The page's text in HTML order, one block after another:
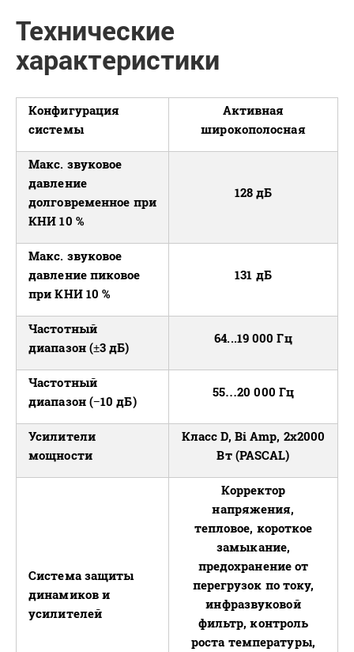
Технические
характеристики
Конфигурация
системы
Активная
широкополосная
Макс. звуковое
давление
долговременное при
КНИ 10 %
128 дБ
Макс. звуковое
давление пиковое
при КНИ 10 %
131 дБ
Частотный
диапазон (±3 дБ)
64...19 000 Гц
Частотный
диапазон (−10 дБ)
55…20 000 Гц
Усилители
мощности
Класс D, Bi Amp, 2x2000
Вт (PASCAL)
Система защиты
динамиков и
усилителей
Корректор
напряжения,
тепловое, короткое
замыкание,
предохранение от
перегрузок по току,
инфразвуковой
фильтр, контроль
роста температуры,